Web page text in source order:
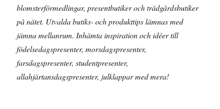
blomsterförmedlingar, presentbutiker och trädgårdsbutiker
på nätet. Utvalda butiks- och produkttips lämnas med
jämna mellanrum. Inhämta inspiration och idéer till
födelsedagspresenter, morsdagspresenter,
farsdagspresenter, studentpresenter,
allahjärtansdagspresenter, julklappar med mera!